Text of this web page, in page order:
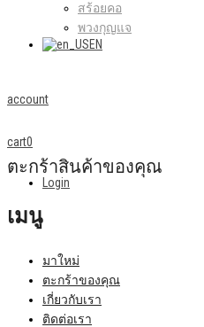
สร้อยคอ
พวงกุญแจ
EN
account
Login
cart0
ตะกร้าสินค้าของคุณ
เมนู
มาใหม่
ตะกร้าของคุณ
เกี่ยวกับเรา
ติดต่อเรา